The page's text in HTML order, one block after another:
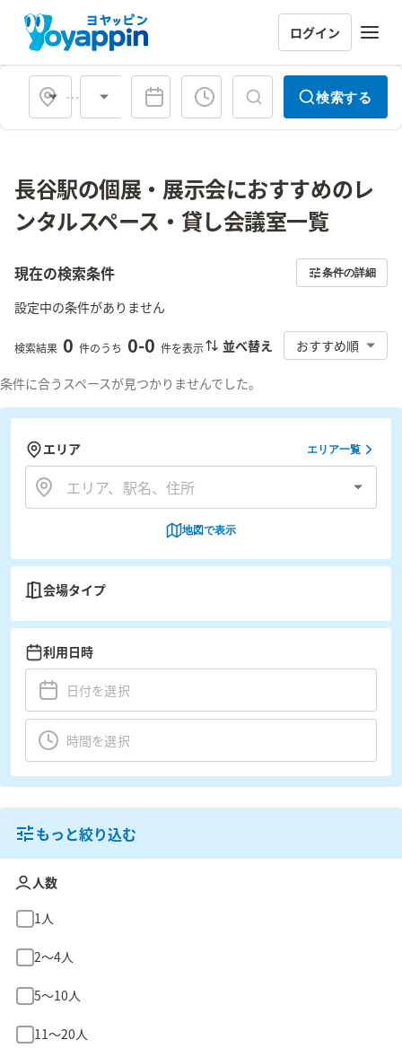
ログイン
会場タイプ 検索する
長谷駅の個展・展示会におすすめのレ
ンタルスペース・貸し会議室一覧
現在の検索条件 条件の詳細
設定中の条件がありません
検索結果 0 件のうち 0-0 件を表示 並べ替え おすすめ順
条件に合うスペースが見つかりませんでした。
エリア エリア一覧
地図で表示
会場タイプ
利用日時
もっと絞り込む
人数
1人
2〜4人
5〜10人
11〜20人